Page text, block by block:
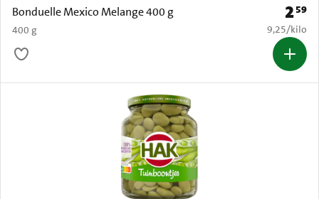
Bonduelle Mexico Melange 400 g
400 g
Prijs:
259
€ 9,25 per
9,25/kilo